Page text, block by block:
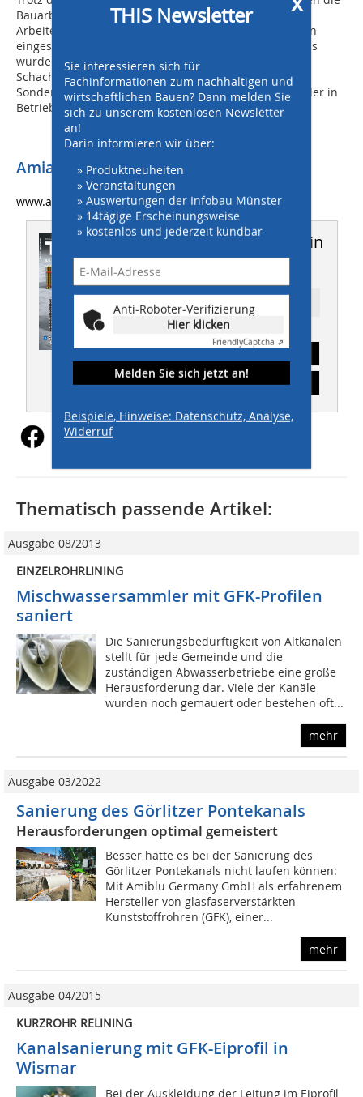
Bauarbeiten reibungslos vonstatten, alle der an den
Arbeiten Beteiligten waren mit dem Ablauf wie mit den
eingesetzten Produkten sehr zufrieden. Zum Abschluss
wurde in der Startgrube wie geplant ein neues
Schachtbauwerk errichtet. Der mit den Amiren-
Sonderprofilen sanierte Kanal konnte inzwischen wieder in
Betrieb genommen werden.
Amiantit Germany GmbH
www.amiantit.eu/de/
Dieser Artikel erschien in
THIS 08-09/2017
Ressort: TIEFBAU
Inhaltsverzeichnis
THIS Newsletter
Sie interessieren sich für
Fachinformationen zum nachhaltigen und
wirtschaftlichen Bauen? Dann melden Sie
sich zu unserem kostenlosen Newsletter
an!
Darin informieren wir über:
» Produktneuheiten
» Veranstaltungen
» Auswertungen der Infobau Münster
» 14tägige Erscheinungsweise
» kostenlos und jederzeit kündbar
Anti-Roboter-Verifizierung
Hier klicken
FriendlyCaptcha ⇗
Melden Sie sich jetzt an!
Beispiele, Hinweise: Datenschutz, Analyse,
Widerruf
Thematisch passende Artikel:
Ausgabe 08/2013
EINZELROHRLINING
Mischwassersammler mit GFK-Profilen
saniert
Die Sanierungsbedürftigkeit von Altkanälen
stellt für jede Gemeinde und die
zuständigen Abwasserbetriebe eine große
Herausforderung dar. Viele der Kanäle
wurden noch gemauert oder bestehen oft...
mehr
Ausgabe 03/2022
Sanierung des Görlitzer Pontekanals
Herausforderungen optimal gemeistert
Besser hätte es bei der Sanierung des
Görlitzer Pontekanals nicht laufen können:
Mit Amiblu Germany GmbH als erfahrenem
Hersteller von glasfaserverstärkten
Kunststoffrohren (GFK), einer...
mehr
Ausgabe 04/2015
KURZROHR RELINING
Kanalsanierung mit GFK-Eiprofil in
Wismar
Bei der Auskleidung der Leitung im Eiprofil